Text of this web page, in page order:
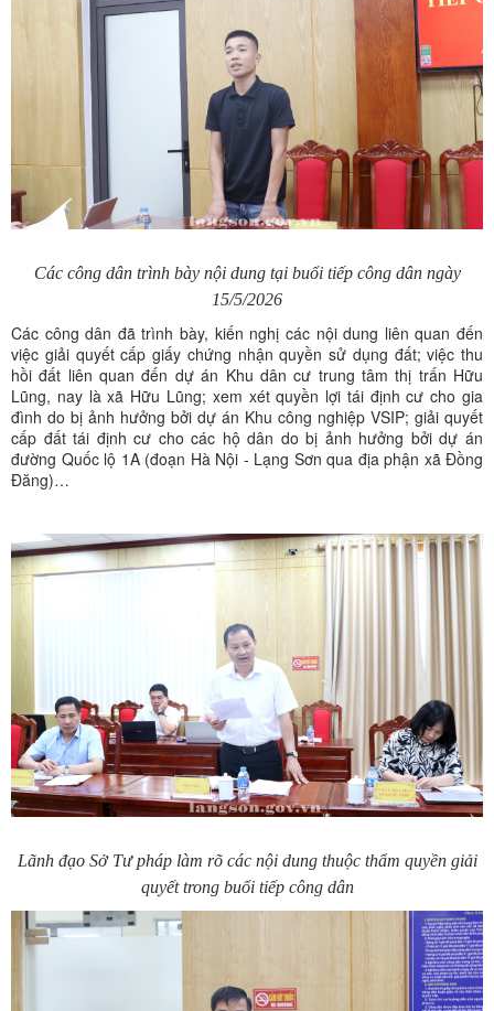
Các công dân trình bày nội dung tại buổi tiếp công dân ngày
15/5/2026
Các công dân đã trình bày, kiến nghị các nội dung liên quan đến
việc giải quyết cấp giấy chứng nhận quyền sử dụng đất; việc thu
hồi đất liên quan đến dự án Khu dân cư trung tâm thị trấn Hữu
Lũng, nay là xã Hữu Lũng; xem xét quyền lợi tái định cư cho gia
đình do bị ảnh hưởng bởi dự án Khu công nghiệp VSIP; giải quyết
cấp đất tái định cư cho các hộ dân do bị ảnh hưởng bởi dự án
đường Quốc lộ 1A (đoạn Hà Nội - Lạng Sơn qua địa phận xã Đồng
Đăng)…
Lãnh đạo Sở Tư pháp làm rõ các nội dung thuộc thẩm quyền giải
quyết trong buổi tiếp công dân